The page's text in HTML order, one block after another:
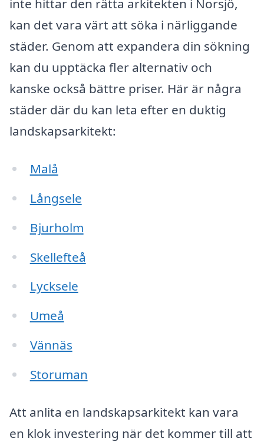
inte hittar den rätta arkitekten i Norsjö,
kan det vara värt att söka i närliggande
städer. Genom att expandera din sökning
kan du upptäcka fler alternativ och
kanske också bättre priser. Här är några
städer där du kan leta efter en duktig
landskapsarkitekt:
Malå
Långsele
Bjurholm
Skellefteå
Lycksele
Umeå
Vännäs
Storuman
Att anlita en landskapsarkitekt kan vara
en klok investering när det kommer till att